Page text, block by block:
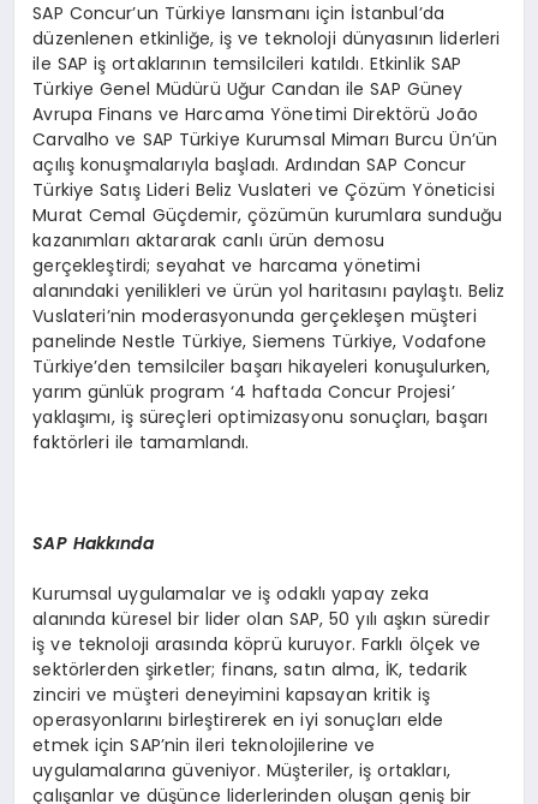
SAP Concur’un Türkiye lansmanı için İstanbul’da
düzenlenen etkinliğe, iş ve teknoloji dünyasının liderleri
ile SAP iş ortaklarının temsilcileri katıldı. Etkinlik SAP
Türkiye Genel Müdürü Uğur Candan ile SAP Güney
Avrupa Finans ve Harcama Yönetimi Direktörü João
Carvalho ve SAP Türkiye Kurumsal Mimarı Burcu Ün’ün
açılış konuşmalarıyla başladı. Ardından SAP Concur
Türkiye Satış Lideri Beliz Vuslateri ve Çözüm Yöneticisi
Murat Cemal Güçdemir, çözümün kurumlara sunduğu
kazanımları aktararak canlı ürün demosu
gerçekleştirdi; seyahat ve harcama yönetimi
alanındaki yenilikleri ve ürün yol haritasını paylaştı. Beliz
Vuslateri’nin moderasyonunda gerçekleşen müşteri
panelinde Nestle Türkiye, Siemens Türkiye, Vodafone
Türkiye’den temsilciler başarı hikayeleri konuşulurken,
yarım günlük program ‘4 haftada Concur Projesi’
yaklaşımı, iş süreçleri optimizasyonu sonuçları, başarı
faktörleri ile tamamlandı.
SAP Hakkında
Kurumsal uygulamalar ve iş odaklı yapay zeka
alanında küresel bir lider olan SAP, 50 yılı aşkın süredir
iş ve teknoloji arasında köprü kuruyor. Farklı ölçek ve
sektörlerden şirketler; finans, satın alma, İK, tedarik
zinciri ve müşteri deneyimini kapsayan kritik iş
operasyonlarını birleştirerek en iyi sonuçları elde
etmek için SAP’nin ileri teknolojilerine ve
uygulamalarına güveniyor. Müşteriler, iş ortakları,
çalışanlar ve düşünce liderlerinden oluşan geniş bir